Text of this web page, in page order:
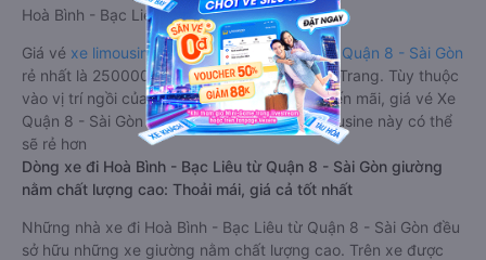
Hoà Bình - Bạc Liêu từ Quận 8 - Sài Gòn.
Giá vé xe limousine đi Hoà Bình - Bạc Liêu từ Quận 8 - Sài Gòn
rẻ nhất là 250000VND của hãng xe Phương Trang. Tùy thuộc
vào vị trí ngồi của bạn và chương trình khuyến mãi, giá vé Xe
Quận 8 - Sài Gòn đi Hoà Bình - Bạc Liêu limousine này có thể
sẽ rẻ hơn
Dòng xe đi Hoà Bình - Bạc Liêu từ Quận 8 - Sài Gòn giường
nằm chất lượng cao: Thoải mái, giá cả tốt nhất
Những nhà xe đi Hoà Bình - Bạc Liêu từ Quận 8 - Sài Gòn đều
sở hữu những xe giường nằm chất lượng cao. Trên xe được